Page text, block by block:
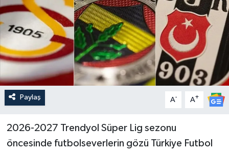
Paylaş A- A+
2026-2027 Trendyol Süper Lig sezonu
öncesinde futbolseverlerin gözü Türkiye Futbol